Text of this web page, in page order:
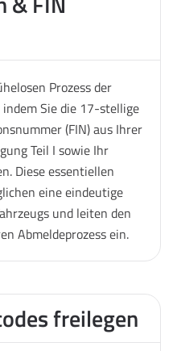
Prozess der
indem Sie die 17-stellige
(FIN) aus Ihrer
Teil I sowie Ihr
Diese essentiellen
eine eindeutige
und leiten den
Abmeldeprozess ein.
freilegen